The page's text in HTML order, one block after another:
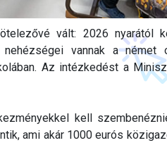
vált: 2026 nyarától
vannak a német
Az intézkedést a
kell
ami akár 1000 eurós